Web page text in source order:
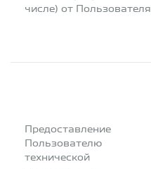
числе) от Пользователя
Предоставление
Пользователю
технической